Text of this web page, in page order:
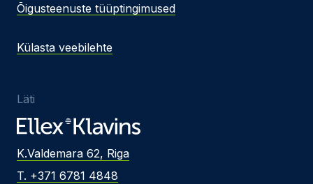
Õigusteenuste tüüptingimused
Külasta veebilehte
Läti
K.Valdemara 62, Riga
T. +371 6781 4848